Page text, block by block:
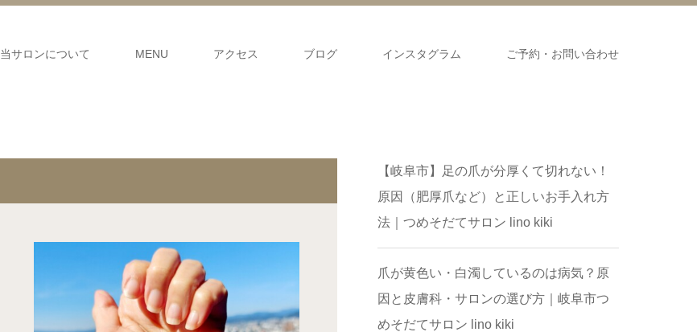
当サロンについて MENU アクセス ブログ インスタグラム ご予約・お問い合わせ
​【岐阜市】足の爪が分厚くて切れない！
原因（肥厚爪など）と正しいお手入れ方
法｜つめそだてサロン lino kiki
爪が黄色い・白濁しているのは病気？原
因と皮膚科・サロンの選び方｜岐阜市つ
めそだてサロン lino kiki